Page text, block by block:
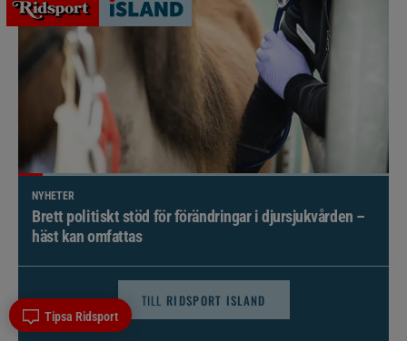
NYHETER
Brett politiskt stöd för förändringar i djursjukvården –
häst kan omfattas
TILL RIDSPORT ISLAND
Tipsa Ridsport